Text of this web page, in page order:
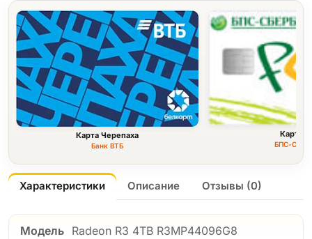
Карта Черепаха
Банк ВТБ
Карта
БПС-
Характеристики Описание Отзывы (0)
Модель Radeon R3 4TB R3MP44096G8